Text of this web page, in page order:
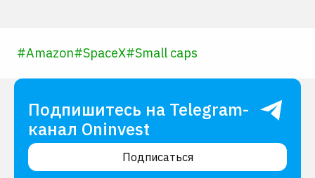
#Amazon#SpaceX#Small caps
Подпишитесь на Telegram-
канал Oninvest
Подписаться